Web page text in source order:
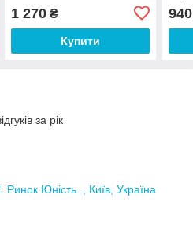
1 270₴
Купити
940
за рік
Юність ., Київ, Україна